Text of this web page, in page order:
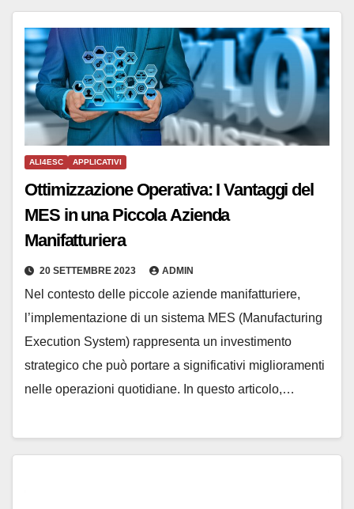
ALI4ESC APPLICATIVI
Ottimizzazione Operativa: I Vantaggi del
MES in una Piccola Azienda
Manifatturiera
20 SETTEMBRE 2023 ADMIN
Nel contesto delle piccole aziende manifatturiere,
l’implementazione di un sistema MES (Manufacturing
Execution System) rappresenta un investimento
strategico che può portare a significativi miglioramenti
nelle operazioni quotidiane. In questo articolo,…